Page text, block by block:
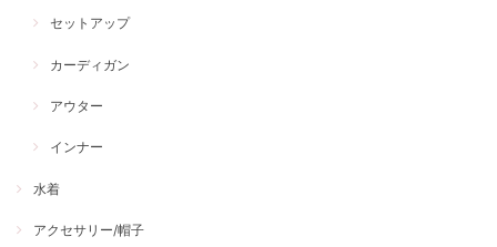
セットアップ
カーディガン
アウター
インナー
水着
アクセサリー/帽子